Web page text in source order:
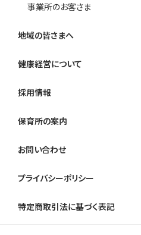
事業所のお客さま
地域の皆さまへ
健康経営について
採用情報
保育所の案内
お問い合わせ
プライバシーポリシー
特定商取引法に基づく表記